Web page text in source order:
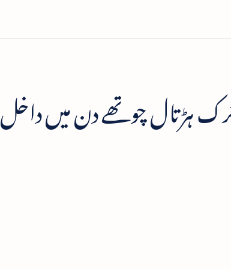
ہڑتال چوتھے دن میں داخل